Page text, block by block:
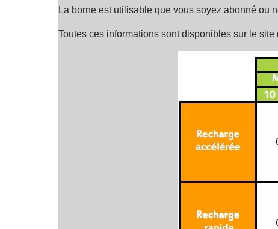
La borne est utilisable que vous soyez abonné ou
Toutes ces informations sont disponibles sur le site